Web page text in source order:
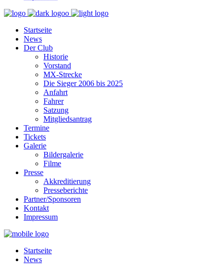
Startseite
News
Der Club
Historie
Vorstand
MX-Strecke
Die Sieger 2006 bis 2025
Anfahrt
Fahrer
Satzung
Mitgliedsantrag
Termine
Tickets
Galerie
Bildergalerie
Filme
Presse
Akkreditierung
Presseberichte
Partner/Sponsoren
Kontakt
Impressum
Startseite
News